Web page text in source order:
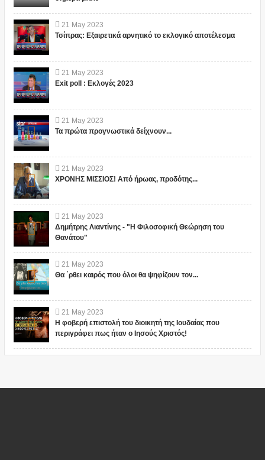
21 May 2023
Τσίπρας: Εξαιρετικά αρνητικό το εκλογικό αποτέλεσμα
21 May 2023
Exit poll : Εκλογές 2023
21 May 2023
Τα πρώτα προγνωστικά δείχνουν...
21 May 2023
ΧΡΟΝΗΣ ΜΙΣΣΙΟΣ! Από ήρωας, προδότης...
21 May 2023
Δημήτρης Λιαντίνης - "Η Φιλοσοφική Θεώρηση του
Θανάτου"
21 May 2023
Θα ΄ρθει καιρός που όλοι θα ψηφίζουν τον...
21 May 2023
Η φοβερή επιστολή του διοικητή της Ιουδαίας που
περιγράφει πως ήταν ο Ιησούς Χριστός!